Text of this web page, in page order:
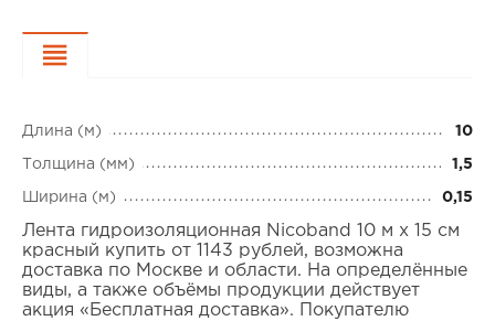
Длина (м) 10
Толщина (мм) 1,5
Ширина (м) 0,15
Лента гидроизоляционная Nicoband 10 м х 15 см
красный купить от 1143 рублей, возможна
доставка по Москве и области. На определённые
виды, а также объёмы продукции действует
акция «Бесплатная доставка». Покупателю